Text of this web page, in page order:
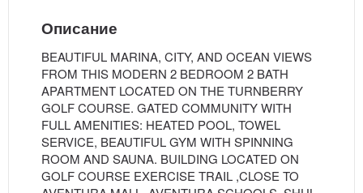
Описание
BEAUTIFUL MARINA, CITY, AND OCEAN VIEWS
FROM THIS MODERN 2 BEDROOM 2 BATH
APARTMENT LOCATED ON THE TURNBERRY
GOLF COURSE. GATED COMMUNITY WITH
FULL AMENITIES: HEATED POOL, TOWEL
SERVICE, BEAUTIFUL GYM WITH SPINNING
ROOM AND SAUNA. BUILDING LOCATED ON
GOLF COURSE EXERCISE TRAIL ,CLOSE TO